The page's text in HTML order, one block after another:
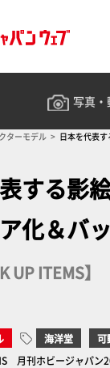
写真・
ターモデル 日本を代表
する影
化＆バ
UP ITEMS】
海洋堂 可
月刊ホビージャパン